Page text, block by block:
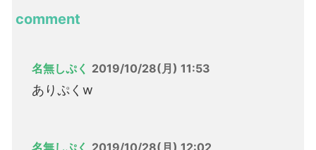
comment
名無しぷく 2019/10/28(月) 11:53
ありぷくw